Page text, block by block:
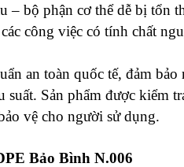
– bộ phận cơ thể dễ bị tổn
công việc có tính chất
an toàn quốc tế, đảm bảo
suất. Sản phẩm được kiểm
vệ cho người sử dụng.
Bảo Bình N.006